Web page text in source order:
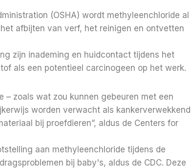
(OSHA) wordt methyleenchloride al
afbijten van verf, het reinigen en ontvetten
zijn inademing en huidcontact tijdens het
als een potentieel carcinogeen op het werk.
– zoals wat zou kunnen gebeuren met een
worden verwacht als kankerverwekkend
bij proefdieren”, aldus de Centers for
aan methyleenchloride tijdens de
bij baby's, aldus de CDC. Deze